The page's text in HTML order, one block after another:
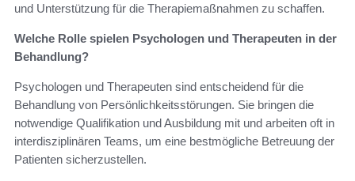
und Unterstützung für die Therapiemaßnahmen zu schaffen.
Welche Rolle spielen Psychologen und Therapeuten in der
Behandlung?
Psychologen und Therapeuten sind entscheidend für die
Behandlung von Persönlichkeitsstörungen. Sie bringen die
notwendige Qualifikation und Ausbildung mit und arbeiten oft in
interdisziplinären Teams, um eine bestmögliche Betreuung der
Patienten sicherzustellen.